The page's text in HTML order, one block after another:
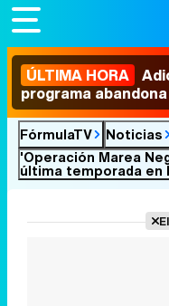
ÚLTIMA HORA
programa
FórmulaTV Noticias
'Operación Marea
última temporada en